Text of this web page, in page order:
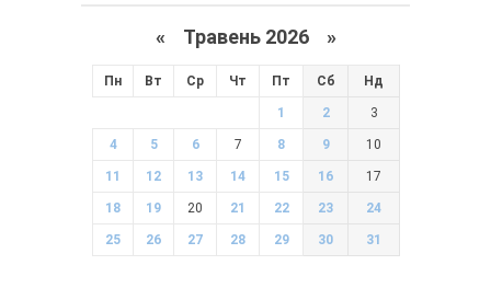
« Травень 2026 »
Пн Вт Ср Чт Пт Сб Нд
1 2 3
4 5 6 7 8 9 10
11 12 13 14 15 16 17
18 19 20 21 22 23 24
25 26 27 28 29 30 31